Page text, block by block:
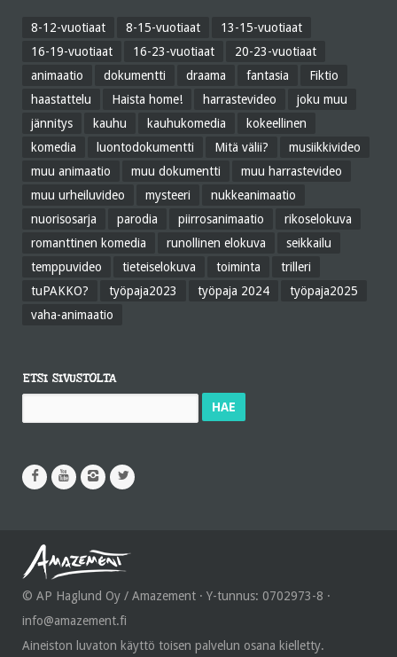
8-12-vuotiaat 8-15-vuotiaat
13-15-vuotiaat
16-19-vuotiaat
16-23-vuotiaat
20-23-vuotiaat
animaatio
dokumentti draama fantasia
Fiktio
haastattelu
Haista home! harrastevideo
joku muu
jännitys
kauhu kauhukomedia
kokeellinen
komedia
luontodokumentti Mitä välii?
musiikkivideo
muu animaatio
muu dokumentti
muu harrastevideo
muu urheiluvideo
mysteeri
nukkeanimaatio
nuorisosarja
parodia piirrosanimaatio
rikoselokuva
romanttinen komedia
runollinen elokuva
seikkailu
temppuvideo
tieteiselokuva toiminta
trilleri
tuPAKKO?
työpaja2023 työpaja 2024
työpaja2025
vaha-animaatio
ETSI SIVUSTOLTA
© AP Haglund Oy / Amazement · Y-tunnus: 0702973-8 ·
info@amazement.fi
Aineiston luvaton käyttö toisen palvelun osana kielletty.